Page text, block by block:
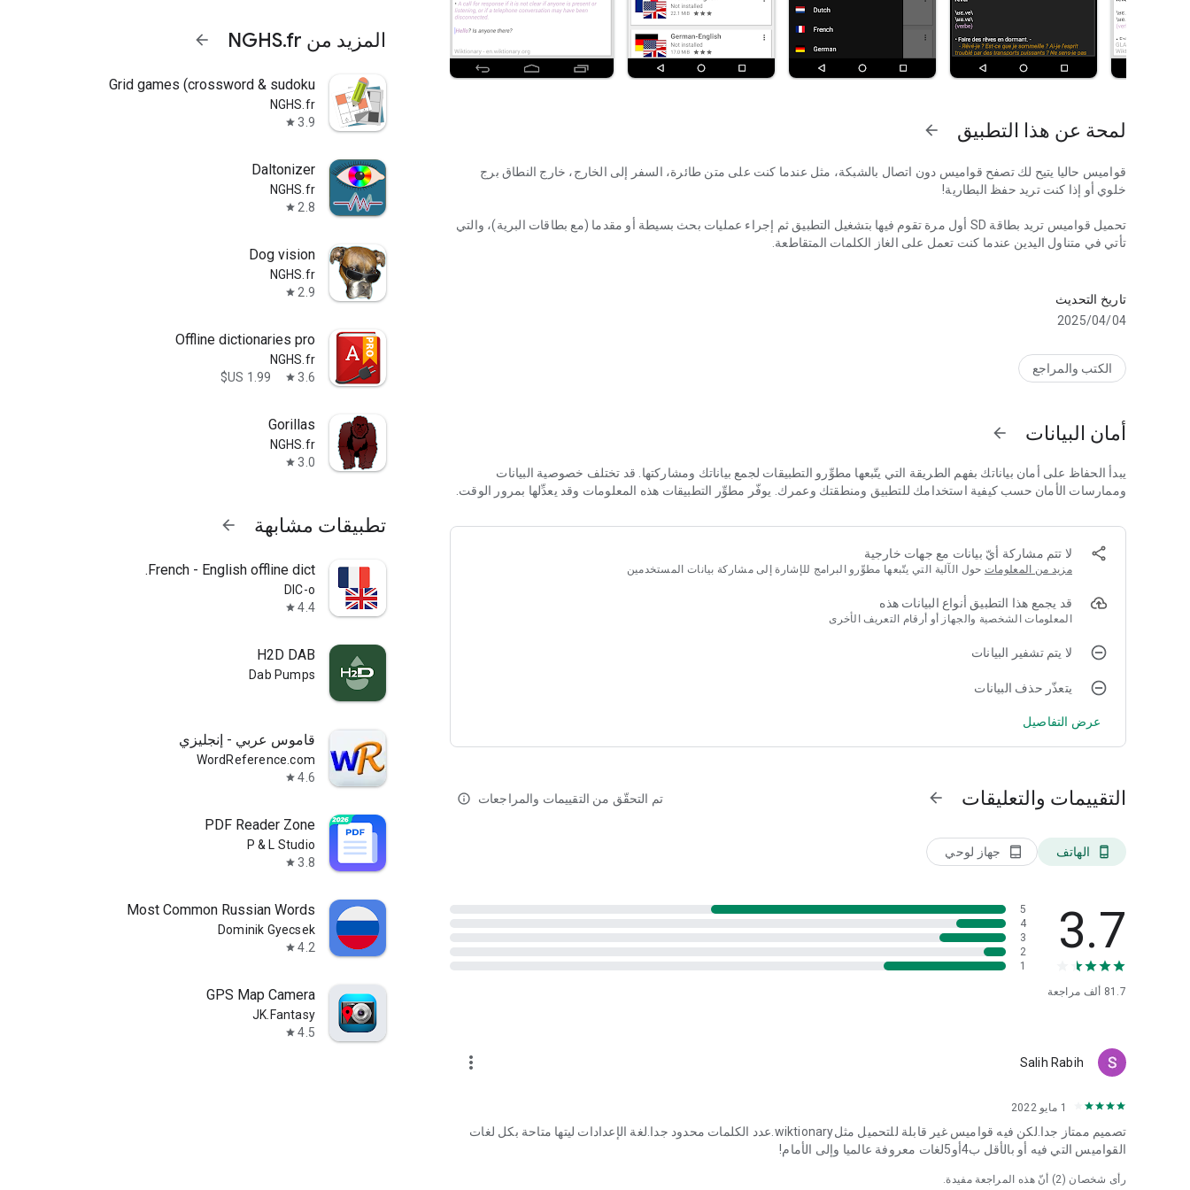
لمحة عن هذا التطبيق arrow_forward
قواميس حاليا يتيح لك تصفح قواميس دون اتصال بالشبكة، مثل عندما كنت على متن طائرة، السفر إلى الخارج، خارج النطاق برج
خلوي أو إذا كنت تريد حفظ البطارية!
تحميل قواميس تريد بطاقة SD أول مرة تقوم فيها بتشغيل التطبيق ثم إجراء عمليات بحث بسيطة أو مقدما (مع بطاقات البرية)، والتي
تأتي في متناول اليدين عندما كنت تعمل على الغاز الكلمات المتقاطعة.
المتاحة) ويمكن استخدام التطبيق مع القراء يبوك.
البيانات .
فمن الممكن أن تسهم في القواميس وإضافة الملاحظات الشخصية.
هذا الإصدار هو الإعلانية التي تدعمها ولكن قد ترغب في محاولة نسخة للمحترفين والتي لا يوجد إعلانات.
تاريخ التحديث
04‏/04‏/2025
الكتب والمراجع
أمان البيانات arrow_forward
يبدأ الحفاظ على أمان بياناتك بفهم الطريقة التي يتّبعها مطوِّرو التطبيقات لجمع بياناتك ومشاركتها. قد تختلف خصوصية البيانات
وممارسات الأمان حسب كيفية استخدامك للتطبيق ومنطقتك وعمرك. يوفّر مطوِّر التطبيقات هذه المعلومات وقد يعدِّلها بمرور الوقت.
لا تتم مشاركة أيّ بيانات مع جهات خارجية
مزيد من المعلومات حول الآلية التي يتّبعها مطوِّرو البرامج للإشارة إلى مشاركة بيانات المستخدمين
قد يجمع هذا التطبيق أنواع البيانات هذه
المعلومات الشخصية والجهاز أو أرقام التعريف الأخرى
لا يتم تشفير البيانات
يتعذّر حذف البيانات
عرض التفاصيل
التقييمات والتعليقات arrow_forward تم التحقّق من التقييمات والمراجعات info_outline
phone_android الهاتف tablet_android جهاز لوحي
3.7
81.7 ألف مراجعة
5
4
3
2
1
Salih Rabih
more_vert
1 مايو 2022
تصميم ممتاز جدا.لكن فيه قواميس غير قابلة للتحميل مثلwiktionary.عدد الكلمات محدود جدا.لغة الإعدادات ليتها متاحة بكل لغات
القواميس التي فيه أو بالأقل ب4أو5لغات معروفة عالميا وإلى الأمام!
رأى شخصان (2) أنّ هذه المراجعة مفيدة.
المزيد من NGHS.fr arrow_forward
Grid games (crossword & sudoku
NGHS.fr
3.9
star
Daltonizer
NGHS.fr
2.8
star
Dog vision
NGHS.fr
2.9
star
Offline dictionaries pro
NGHS.fr
3.6
star
Gorillas
NGHS.fr
3.0
star
تطبيقات مشابهة arrow_forward
French - English offline dict.
DIC-o
4.4
star
H2D DAB
Dab Pumps
قاموس عربي - إنجليزي
WordReference.com
4.6
star
PDF Reader Zone
P & L Studio
3.8
star
Most Common Russian Words
Dominik Gyecsek
4.2
star
GPS Map Camera
JK.Fantasy
4.5
star